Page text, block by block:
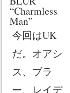
“Charmless
Man”
今回はUK
だ。オアシ
ス、ブラ
ー、レイデ